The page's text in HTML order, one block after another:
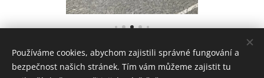
© 2023-2026 PRŮMYSLOVÉ DĚDICTVÍ - KATEDRA
Používáme cookies, abychom zajistili správné fungování a
bezpečnost našich stránek. Tím vám můžeme zajistit tu